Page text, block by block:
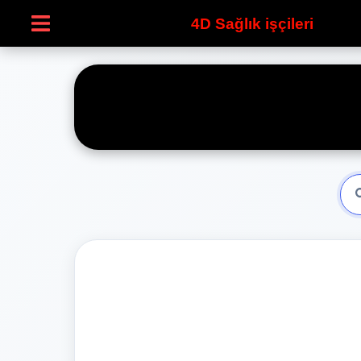
4D Sağlık işçileri